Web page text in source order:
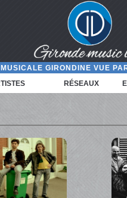
GIRONDINE VUE
RÉSEAUX